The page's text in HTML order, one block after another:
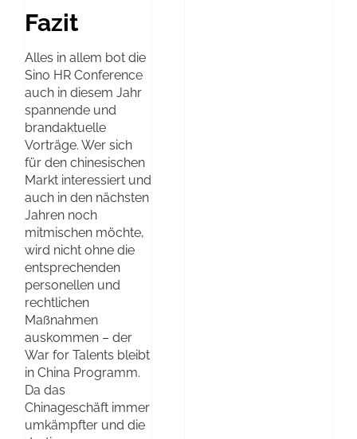
Fazit
Alles in allem bot die
Sino HR Conference
auch in diesem Jahr
spannende und
brandaktuelle
Vorträge. Wer sich
für den chinesischen
Markt interessiert und
auch in den nächsten
Jahren noch
mitmischen möchte,
wird nicht ohne die
entsprechenden
personellen und
rechtlichen
Maßnahmen
auskommen – der
War for Talents bleibt
in China Programm.
Da das
Chinageschäft immer
umkämpfter und die